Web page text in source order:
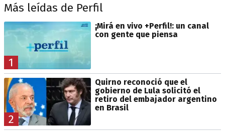
Más leídas de Perfil
1
¡Mirá en vivo +Perfil!: un canal
con gente que piensa
2
Quirno reconoció que el
gobierno de Lula solicitó el
retiro del embajador argentino
en Brasil